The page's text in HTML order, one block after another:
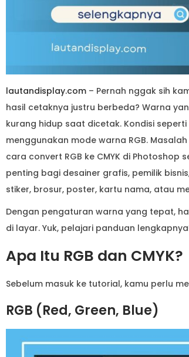
lautandisplay.com – Pernah nggak sih
hasil cetaknya justru berbeda? Warna
kurang hidup saat dicetak. Kondisi
menggunakan mode warna RGB.
cara convert RGB ke CMYK di
penting bagi desainer grafis, pemilik
stiker, brosur, poster, kartu nama, atau
Dengan pengaturan warna yang tepat,
di layar. Yuk, pelajari panduan
Apa Itu RGB dan CMYK?
Sebelum masuk ke tutorial, kamu perlu
RGB (Red, Green, Blue)